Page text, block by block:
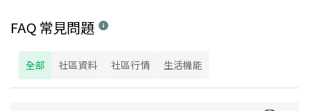
FAQ 常見問題
全部 社區資料 社區行情 生活機能